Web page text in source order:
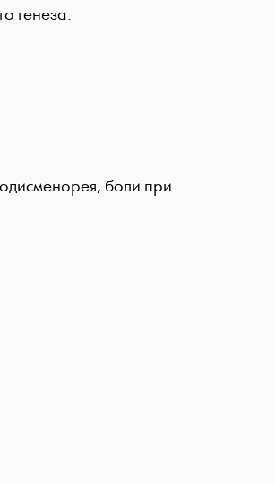
генеза:
боли при